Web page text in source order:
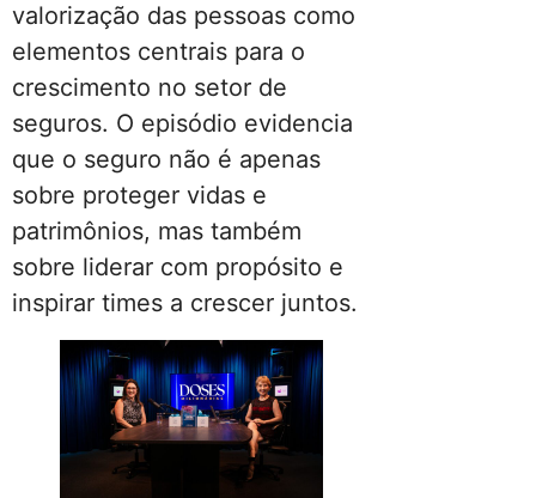
valorização das pessoas como
elementos centrais para o
crescimento no setor de
seguros. O episódio evidencia
que o seguro não é apenas
sobre proteger vidas e
patrimônios, mas também
sobre liderar com propósito e
inspirar times a crescer juntos.